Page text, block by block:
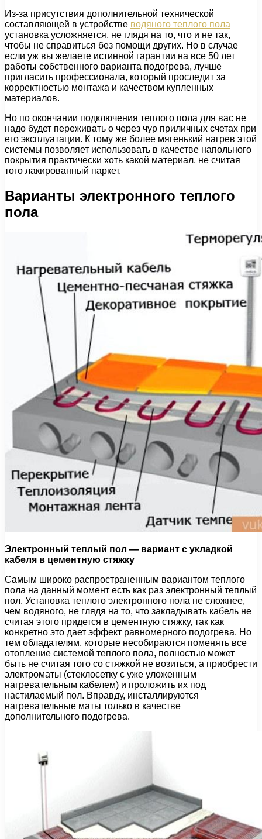
Из-за присутствия дополнительной технической
составляющей в устройстве водяного теплого пола
установка усложняется, не глядя на то, что и не так,
чтобы не справиться без помощи других. Но в случае
если уж вы желаете истинной гарантии на все 50 лет
работы собственного варианта подогрева, лучше
пригласить профессионала, который проследит за
корректностью монтажа и качеством купленных
материалов.
Но по окончании подключения теплого пола для вас не
надо будет переживать о через чур приличных счетах при
его эксплуатации. К тому же более мягенький нагрев этой
системы позволяет использовать в качестве напольного
покрытия практически хоть какой материал, не считая
того лакированный паркет.
Варианты электронного теплого
пола
Электронный теплый пол — вариант с укладкой
кабеля в цементную стяжку
Самым широко распространенным вариантом теплого
пола на данный момент есть как раз электронный теплый
пол. Установка теплого электронного пола не сложнее,
чем водяного, не глядя на то, что закладывать кабель не
считая этого придется в цементную стяжку, так как
конкретно это дает эффект равномерного подогрева. Но
тем обладателям, которые несобираются поменять все
отопление системой теплого пола, полностью может
быть не считая того со стяжкой не возиться, а приобрести
электроматы (стеклосетку с уже уложенным
нагревательным кабелем) и проложить их под
настилаемый пол. Вправду, инсталлируются
нагревательные маты только в качестве
дополнительного подогрева.